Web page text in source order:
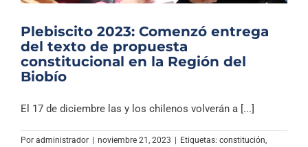
Plebiscito 2023: Comenzó entrega
del texto de propuesta
constitucional en la Región del
Biobío
El 17 de diciembre las y los chilenos volverán a [...]
Por administrador noviembre 21, 2023 Etiquetas: constitución,